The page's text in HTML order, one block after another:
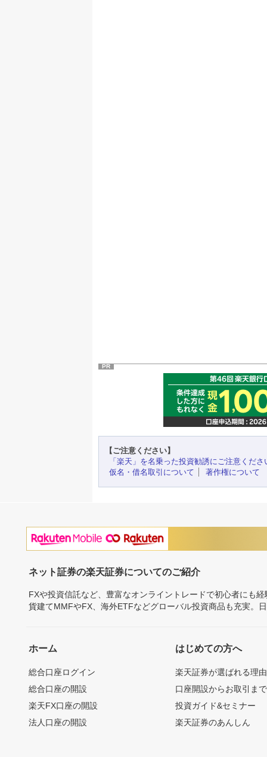
PR
【ご注意ください】
「楽天」を名乗った投資勧誘にご注意くださ
仮名・借名取引について
著作権について
ネット証券の楽天証券についてのご紹介
FXや投資信託など、豊富なオンライントレードで初心者にも
貨建てMMFやFX、海外ETFなどグローバル投資商品も充実。
ホーム
総合口座ログイン
総合口座の開設
楽天FX口座の開設
法人口座の開設
はじめての方へ
楽天証券が選ばれる理由
口座開設からお取引ま
投資ガイド&セミナー
楽天証券のあんしん